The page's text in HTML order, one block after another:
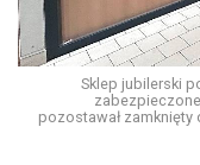
Sklep jubilerski
pozostawał zamknięty